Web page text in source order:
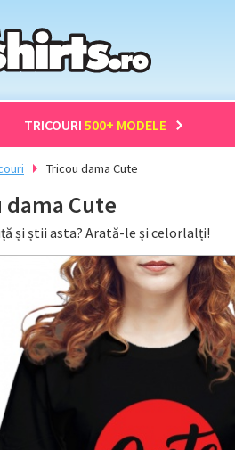
TRICOURI 500+ MODELE
Tricou dama Cute
dama Cute
și știi asta? Arată-le și celorlalți!